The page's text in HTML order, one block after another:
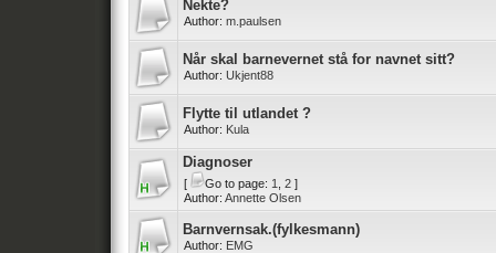
Nekte?
Author: m.paulsen
Når skal barnevernet stå for navnet sitt?
Author: Ukjent88
Flytte til utlandet ?
Author: Kula
Diagnoser
[ Go to page: 1 2 ]
Author: Annette Olsen
Barnvernsak.(fylkesmann)
Author: EMG